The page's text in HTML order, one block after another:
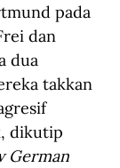
pada
dan
dua
takkan
dikutip
German